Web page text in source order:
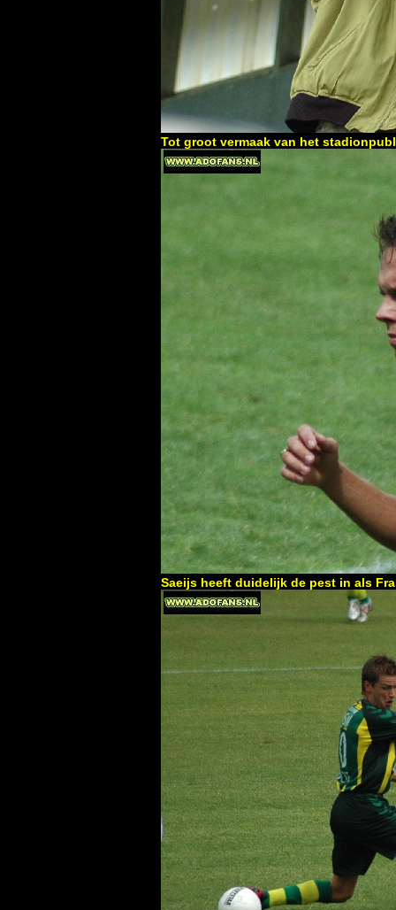
Tot groot vermaak van het
Saeijs heeft duidelijk de pest in als